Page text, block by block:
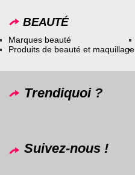
BEAUTÉ
Marques beauté
Produits de beauté et maquillage
Trendiquoi ?
Suivez-nous !